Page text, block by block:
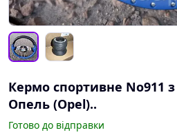
Кермо спортивне No911
Опель (Opel)..
Готово до відправки